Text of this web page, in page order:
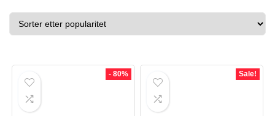
etter
- 80% Sale!